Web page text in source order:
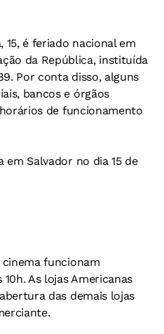
é feriado nacional em
da República, instituída
Por conta disso, alguns
bancos e órgãos
de funcionamento
em Salvador no dia 15 de
funcionam
As lojas Americanas
das demais lojas